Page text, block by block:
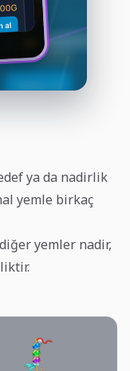
ya da nadirlik
yemle birkaç
yemler nadir,